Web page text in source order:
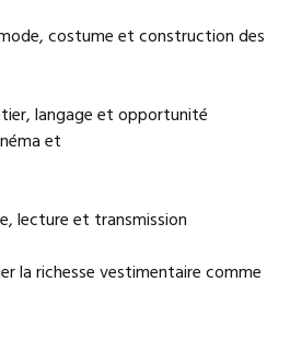
costume et construction des
langage et opportunité
et
lecture et transmission
la richesse vestimentaire comme